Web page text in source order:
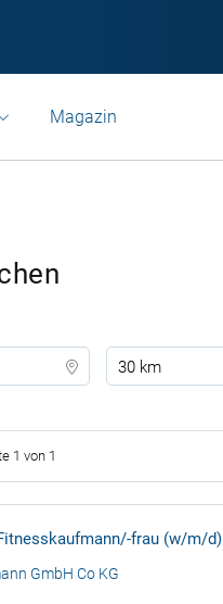
Magazin
30 km
1 von 1
frau (w/m/d)
GmbH Co KG